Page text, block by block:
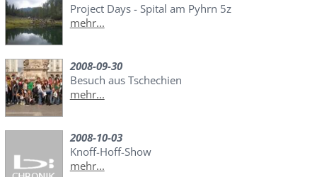
Project Days - Spital am Pyhrn 5z
mehr...
2008-09-30
Besuch aus Tschechien
mehr...
2008-10-03
Knoff-Hoff-Show
mehr...